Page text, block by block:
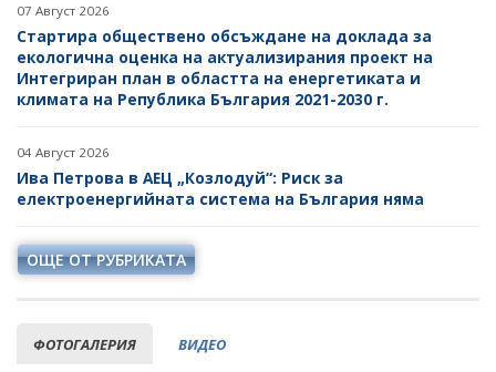
07 Август 2026
Стартира обществено обсъждане на доклада за
екологична оценка на актуализирания проект на
Интегриран план в областта на енергетиката и
климата на Република България 2021-2030 г.
04 Август 2026
Ива Петрова в АЕЦ „Козлодуй“: Риск за
електроенергийната система на България няма
ОЩЕ ОТ РУБРИКАТА
ФОТОГАЛЕРИЯ ВИДЕО